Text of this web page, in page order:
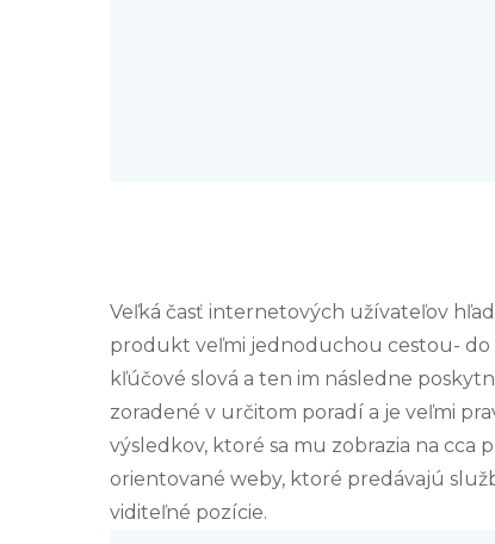
Veľká časť internetových užívateľov
produkt veľmi jednoduchou cestou- do
kľúčové slová a ten im následne
zoradené v určitom poradí a je veľmi
výsledkov, ktoré sa mu zobrazia na cca
orientované weby, ktoré predávajú
viditeľné pozície.